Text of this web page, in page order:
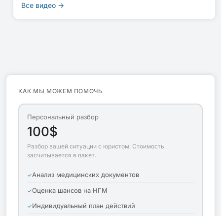
Все видео →
КАК МЫ МОЖЕМ ПОМОЧЬ
Персональный разбор
100$
Разбор вашей ситуации с юристом. Стоимость
засчитывается в пакет.
Анализ медицинских документов
Оценка шансов на НГМ
Индивидуальный план действий